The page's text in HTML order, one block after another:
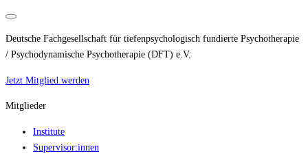
Deutsche Fachgesellschaft für tiefenpsychologisch fundierte Psychotherapie
/ Psychodynamische Psychotherapie (DFT) e.V.
Jetzt Mitglied werden
Mitglieder
Institute
Supervisor:innen